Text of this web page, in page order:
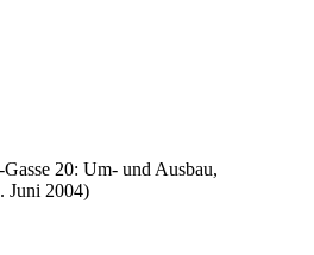
20: Um- und Ausbau,
Juni 2004)